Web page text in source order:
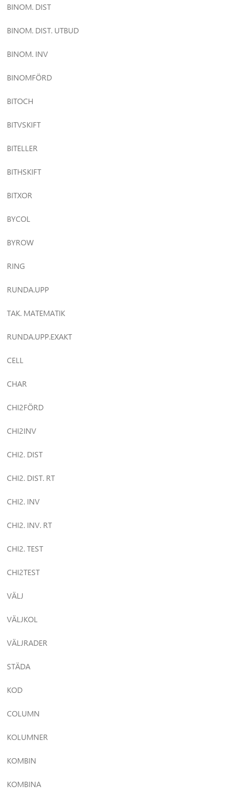
BINOM. DIST
BINOM. DIST. UTBUD
BINOM. INV
BINOMFÖRD
BITOCH
BITVSKIFT
BITELLER
BITHSKIFT
BITXOR
BYCOL
BYROW
RING
RUNDA.UPP
TAK. MATEMATIK
RUNDA.UPP.EXAKT
CELL
CHAR
CHI2FÖRD
CHI2INV
CHI2. DIST
CHI2. DIST. RT
CHI2. INV
CHI2. INV. RT
CHI2. TEST
CHI2TEST
VÄLJ
VÄLJKOL
VÄLJRADER
STÄDA
KOD
COLUMN
KOLUMNER
KOMBIN
KOMBINA